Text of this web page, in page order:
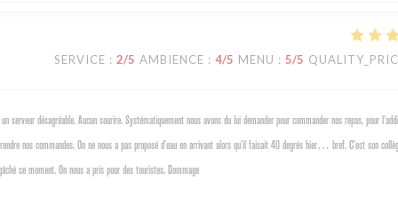
SERVICE : 2/5 AMBIENCE : 4/5 MENU : 5/5
serveur désagréable. Aucun sourire. Systématiquement nous avons du lui demander pour commander nos repas, pour
nos commandes. On ne nous a pas proposé d’eau en arrivant alors qu’il faisait 40 degrés hier… bref. C’est son
ce moment. On nous a pris pour des touristes. Dommage